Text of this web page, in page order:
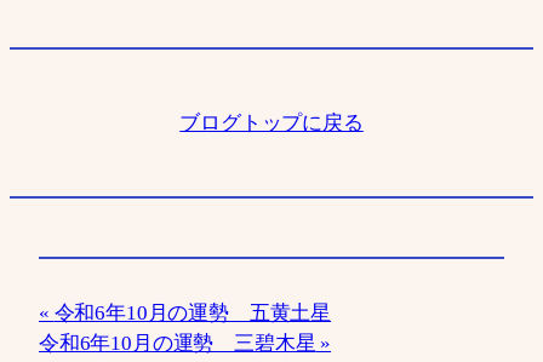
ブログトップに戻る
令和6年10月の運勢 五黄土星
令和6年10月の運勢 三碧木星